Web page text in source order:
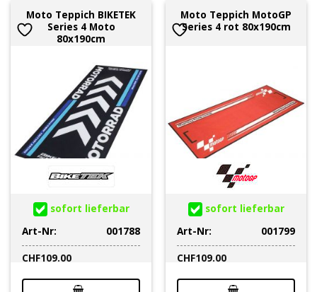
Moto Teppich BIKETEK
Series 4 Moto
80x190cm
sofort lieferbar
Art-Nr:
001788
CHF109.00
Moto Teppich MotoGP
Series 4 rot 80x190cm
sofort lieferbar
Art-Nr:
001799
CHF109.00